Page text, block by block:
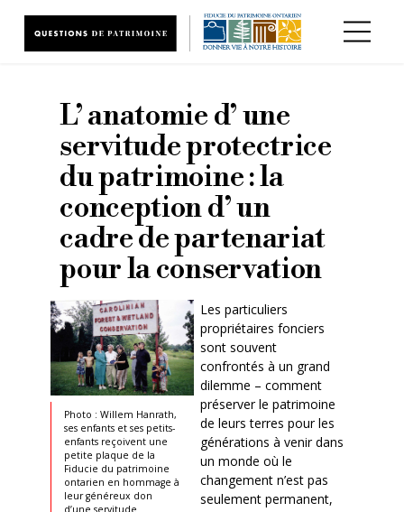
L’ anatomie d’ une
servitude protectrice
du patrimoine : la
conception d’ un
cadre de partenariat
pour la conservation
Photo : Willem Hanrath,
ses enfants et ses petits-
enfants reçoivent une
petite plaque de la
Fiducie du patrimoine
ontarien en hommage à
leur généreux don
d’une servitude
Les particuliers
propriétaires fonciers
sont souvent
confrontés à un grand
dilemme – comment
préserver le patrimoine
de leurs terres pour les
générations à venir dans
un monde où le
changement n’est pas
seulement permanent,